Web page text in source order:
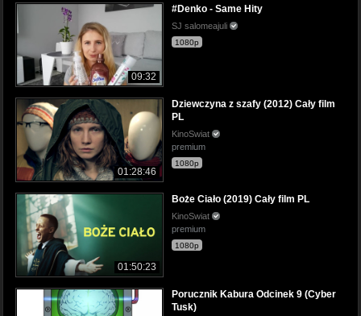
09:32
#Denko - Same Hity
SJ salomeajuli
1080p
01:28:46
Dziewczyna z szafy (2012) Cały film
PL
KinoSwiat
premium
1080p
01:50:23
Boże Ciało (2019) Cały film PL
KinoSwiat
premium
1080p
Porucznik Kabura Odcinek 9 (Cyber
Tusk)